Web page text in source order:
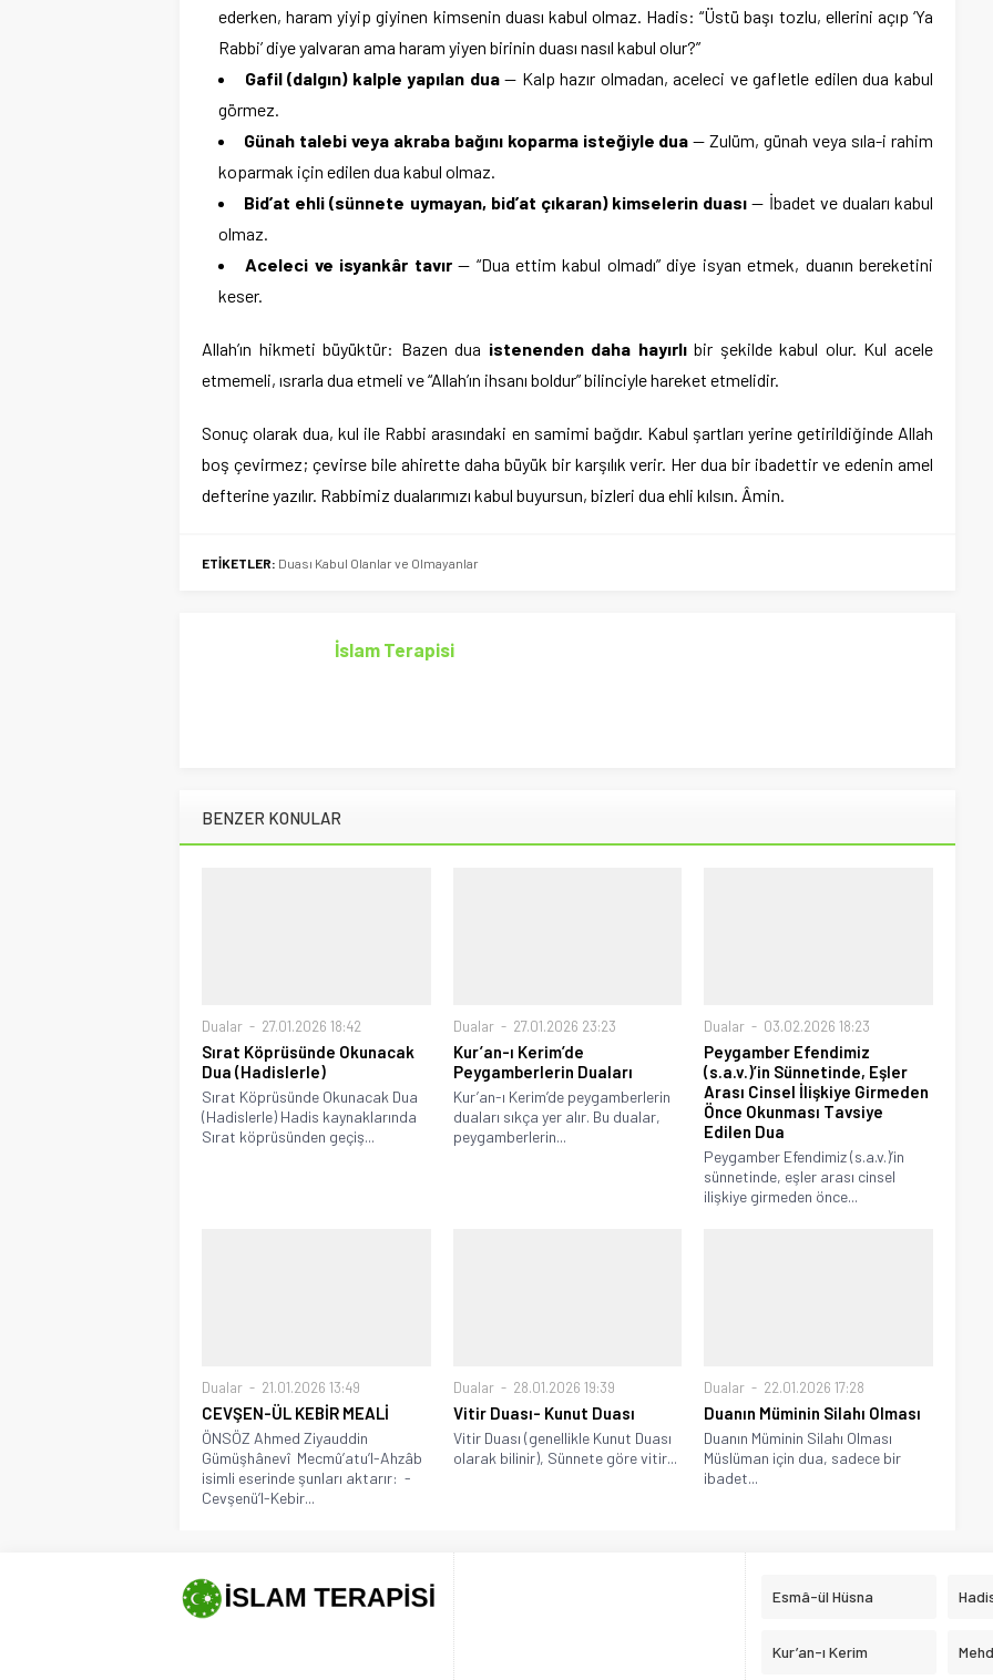
ederken, haram yiyip giyinen kimsenin duası kabul olmaz. Hadis: “Üstü başı tozlu, ellerini açıp ‘Ya
Rabbi’ diye yalvaran ama haram yiyen birinin duası nasıl kabul olur?”
Gafil (dalgın) kalple yapılan dua— Kalp hazır olmadan, aceleci ve gafletle edilen dua kabul
görmez.
Günah talebi veya akraba bağını koparma isteğiyle dua — Zulüm, günah veya sıla-i rahim
koparmak için edilen dua kabul olmaz.
Bid’at ehli (sünnete uymayan, bid’at çıkaran) kimselerin duası — İbadet ve duaları kabul
olmaz.
Aceleci ve isyankâr tavır— “Dua ettim kabul olmadı” diye isyan etmek, duanın bereketini
keser.
Allah’ın hikmeti büyüktür: Bazen dua istenenden daha hayırlıbir şekilde kabul olur. Kul acele
etmemeli, ısrarla dua etmeli ve “Allah’ın ihsanı boldur” bilinciyle hareket etmelidir.
Sonuç olarak dua, kul ile Rabbi arasındaki en samimi bağdır. Kabul şartları yerine getirildiğinde Allah
boş çevirmez; çevirse bile ahirette daha büyük bir karşılık verir. Her dua bir ibadettir ve edenin amel
defterine yazılır. Rabbimiz dualarımızı kabul buyursun, bizleri dua ehli kılsın. Âmin.
ETİKETLER: Duası Kabul Olanlar ve Olmayanlar
İslam Terapisi
BENZER KONULAR
Dualar 27.01.2026 18:42
Sırat Köprüsünde Okunacak
Dua (Hadislerle)
Sırat Köprüsünde Okunacak Dua
(Hadislerle) Hadis kaynaklarında
Sırat köprüsünden geçiş...
Dualar 27.01.2026 23:23
Kur’an-ı Kerim’de
Peygamberlerin Duaları
Kur’an-ı Kerim’de peygamberlerin
duaları sıkça yer alır. Bu dualar,
peygamberlerin...
Dualar 03.02.2026 18:23
Peygamber Efendimiz
(s.a.v.)’in Sünnetinde, Eşler
Arası Cinsel İlişkiye Girmeden
Önce Okunması Tavsiye
Edilen Dua
Peygamber Efendimiz (s.a.v.)’in
sünnetinde, eşler arası cinsel
ilişkiye girmeden önce...
Dualar 21.01.2026 13:49
CEVŞEN-ÜL KEBİR MEALİ
ÖNSÖZ Ahmed Ziyauddin
Gümüşhânevî Mecmû’atu’l-Ahzâb
isimli eserinde şunları aktarır: -
Cevşenü’l-Kebir...
Dualar 28.01.2026 19:39
Vitir Duası- Kunut Duası
Vitir Duası (genellikle Kunut Duası
olarak bilinir), Sünnete göre vitir...
Dualar 22.01.2026 17:28
Duanın Müminin Silahı Olması
Duanın Müminin Silahı Olması
Müslüman için dua, sadece bir
ibadet...
Esmâ-ül Hüsna
Kur’an-ı Kerim